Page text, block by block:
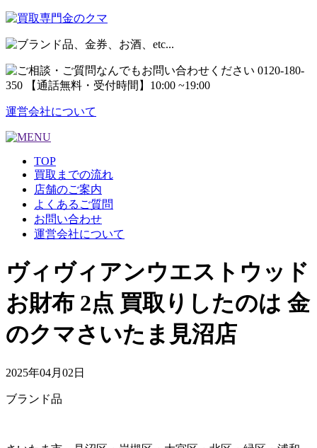
運営会社について
TOP
買取までの流れ
店舗のご案内
よくあるご質問
お問い合わせ
運営会社について
ヴィヴィアンウエストウッド
お財布 2点 買取りしたのは 金
のクマさいたま見沼店
2025年04月02日
ブランド品